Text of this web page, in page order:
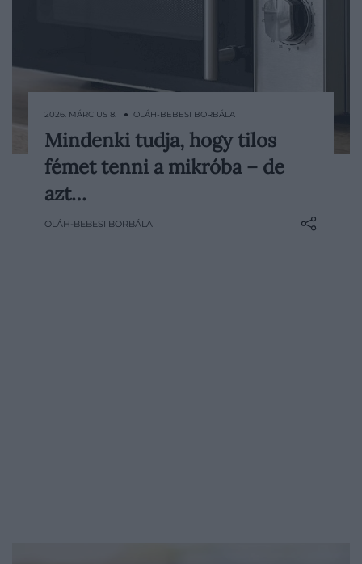
A mikrohullámú sütő ma már szinte
minden konyhában megtalálható, és
lényegében mindenki ismeri a
kapcsolatban: fémtárgyat nem szabad
2026. MÁRCIUS 8. ● OLÁH-BEBESI BORBÁLA
Mindenki tudja, hogy tilos
fémet tenni a mikróba – de
azt…
OLÁH-BEBESI BORBÁLA